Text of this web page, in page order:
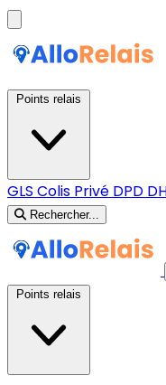
GLS Colis Privé DPD
Rechercher...